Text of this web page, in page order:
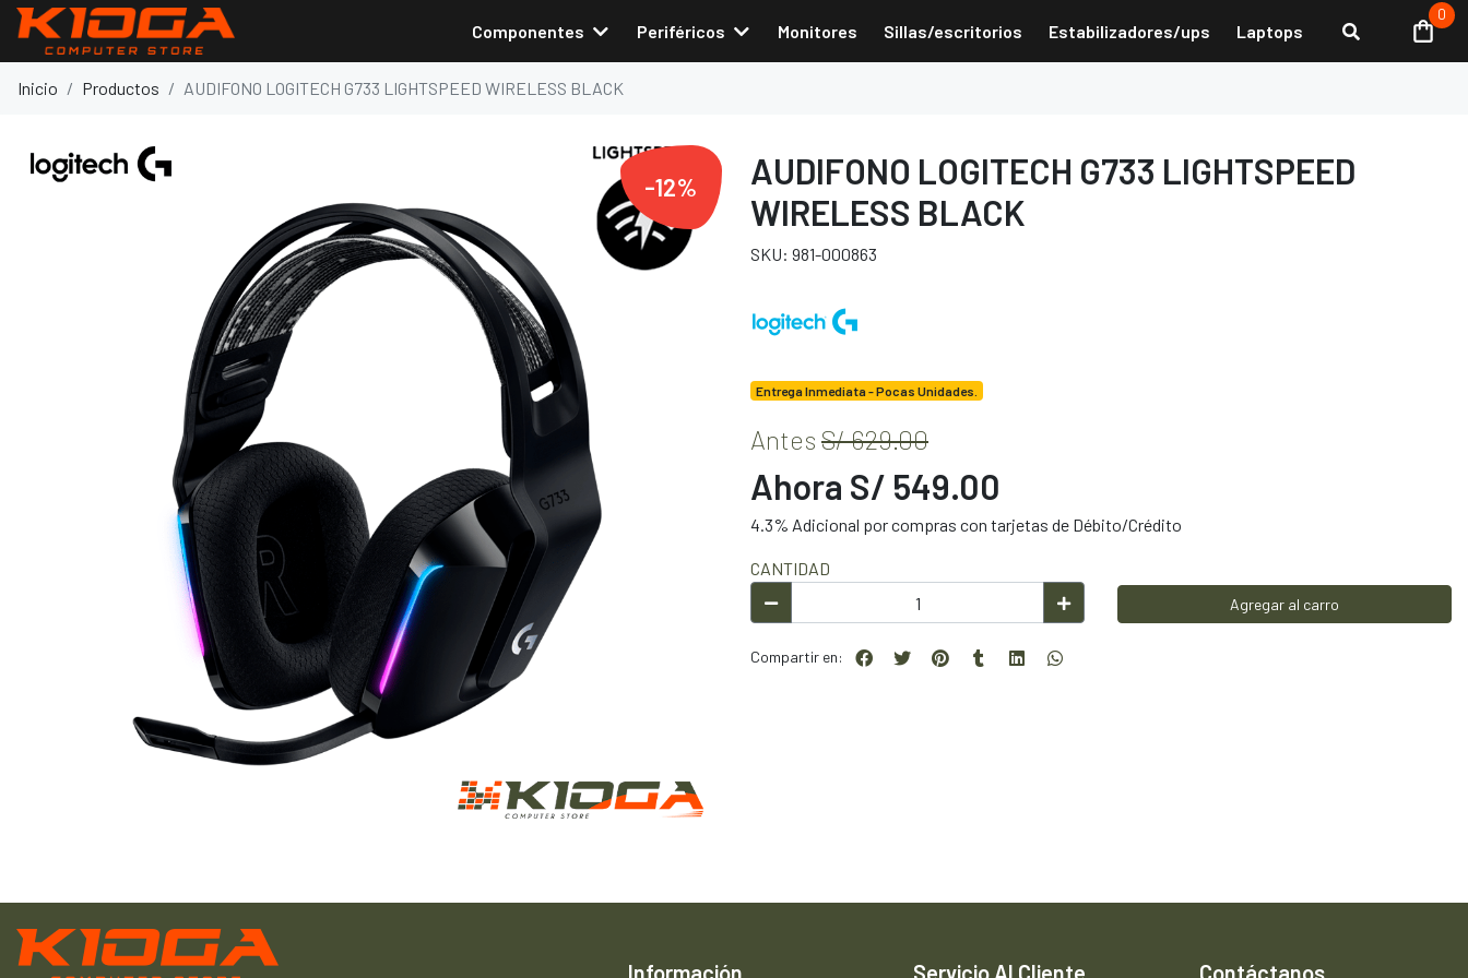
Componentes Periféricos Monitores Sillas/escritorios Estabilizadores/ups Laptops
0
Inicio Productos AUDIFONO LOGITECH G733 LIGHTSPEED WIRELESS BLACK
-12%
AUDIFONO LOGITECH G733 LIGHTSPEED
WIRELESS BLACK
SKU: 981-000863
Entrega Inmediata - Pocas Unidades.
Antes S/ 629.00
Ahora S/ 549.00
4.3% Adicional por compras con tarjetas de Débito/Crédito
CANTIDAD
Agregar al carro
Compartir en: